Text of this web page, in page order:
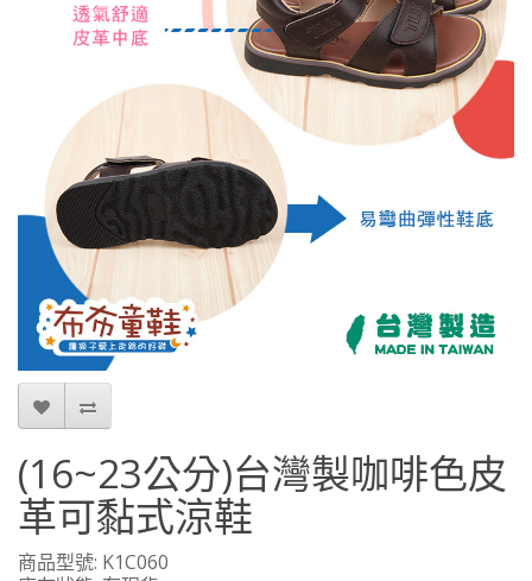
(16~23公分)台灣製咖啡色皮
革可黏式涼鞋
商品型號: K1C060